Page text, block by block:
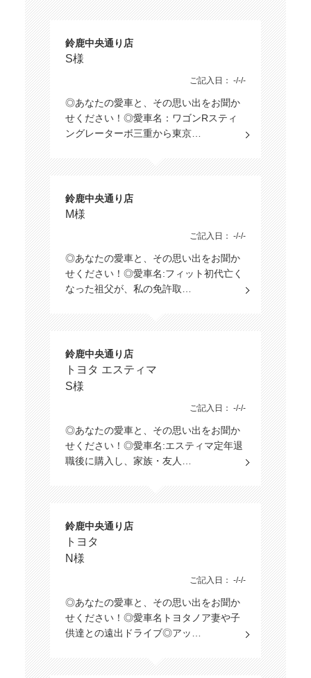
鈴鹿中央通り店
S様
ご記入日： -/-/-
◎あなたの愛車と、その思い出をお聞か
せください！◎愛車名：ワゴンRスティ
ングレーターボ三重から東京…
鈴鹿中央通り店
M様
ご記入日： -/-/-
◎あなたの愛車と、その思い出をお聞か
せください！◎愛車名:フィット初代亡く
なった祖父が、私の免許取…
鈴鹿中央通り店
トヨタ エスティマ
S様
ご記入日： -/-/-
◎あなたの愛車と、その思い出をお聞か
せください！◎愛車名:エスティマ定年退
職後に購入し、家族・友人…
鈴鹿中央通り店
トヨタ
N様
ご記入日： -/-/-
◎あなたの愛車と、その思い出をお聞か
せください！◎愛車名トヨタノア妻や子
供達との遠出ドライブ◎アッ…